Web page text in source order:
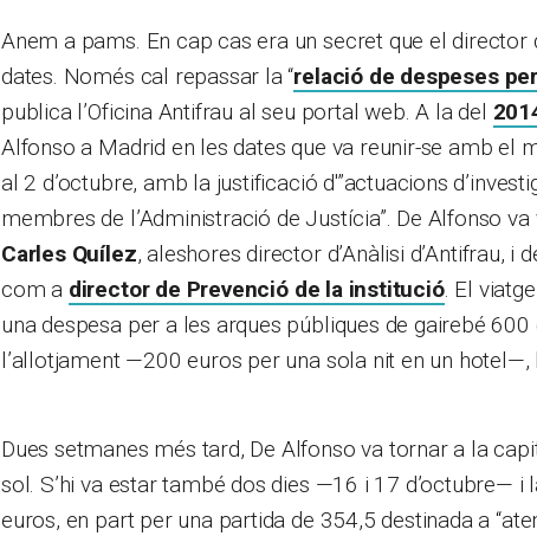
Anem a pams. En cap cas era un secret que el director
dates. Només cal repassar la “relació de despeses
publica l’Oficina Antifrau al seu portal web. A la del
Alfonso a Madrid en les dates que va reunir-se amb el
al 2 d’octubre, amb la justificació d'”actuacions
membres de l’Administració de Justícia”. De Alfonso
Carles Quílez, aleshores director d’Anàlisi d’Antifrau, i
com a director de Prevenció de la institució. El
una despesa per a les arques públiques de gairebé
l’allotjament —200 euros per una sola nit en un
Dues setmanes més tard, De Alfonso va tornar a la
sol. S’hi va estar també dos dies —16 i 17 d’octubre— i
euros, en part per una partida de 354,5 destinada a